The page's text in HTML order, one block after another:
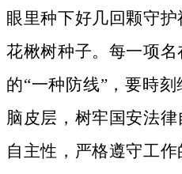
眼里种下好几回颗守
花楸树种子。 每一项名
的“一种防线”，要時
脑皮层，树牢国安法
自主性，严格遵守工